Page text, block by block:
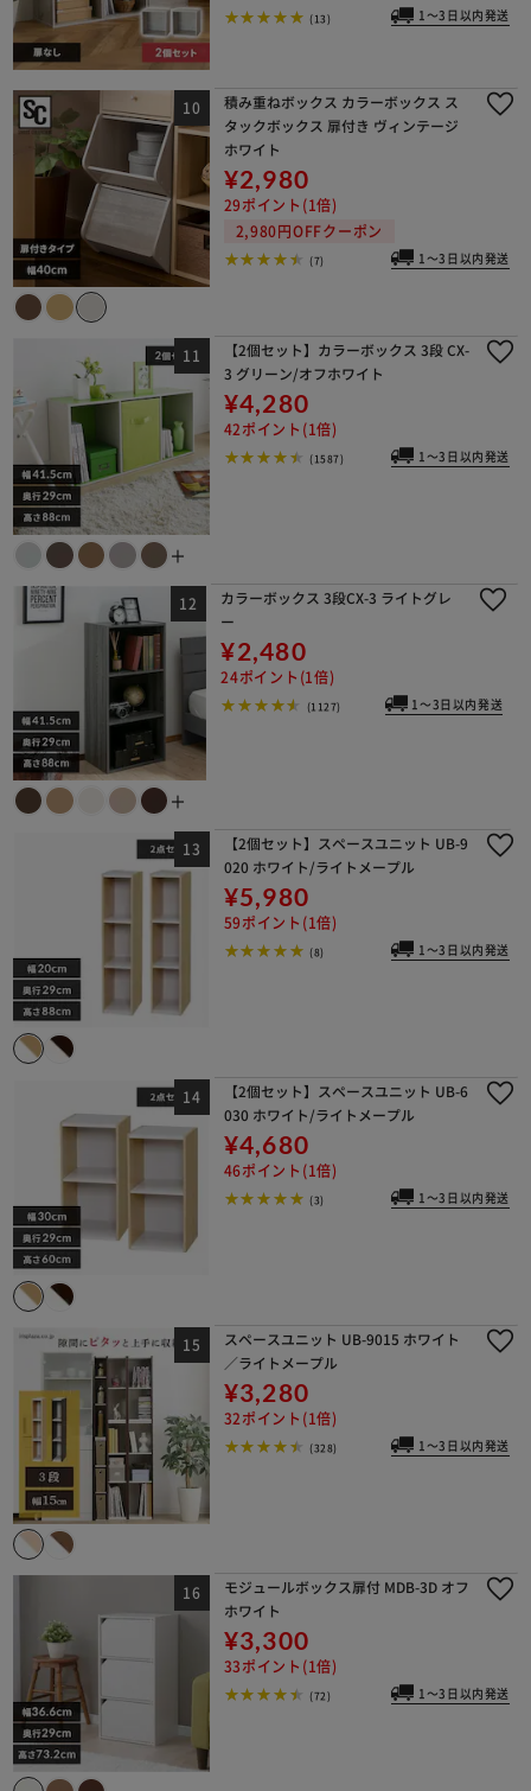
(13) 1～3日以内発送
積み重ねボックス カラーボックス ス
タックボックス 扉付き ヴィンテージ
ホワイト
¥2,980
29ポイント(1倍)
2,980円OFFクーポン
(7) 1～3日以内発送
＋
【2個セット】カラーボックス 3段 CX-
3 グリーン/オフホワイト
¥4,280
42ポイント(1倍)
(1587) 1～3日以内発送
＋
カラーボックス 3段CX-3 ライトグレ
ー
¥2,480
24ポイント(1倍)
(1127) 1～3日以内発送
【2個セット】スペースユニット UB-9
020 ホワイト/ライトメープル
¥5,980
59ポイント(1倍)
(8) 1～3日以内発送
【2個セット】スペースユニット UB-6
030 ホワイト/ライトメープル
¥4,680
46ポイント(1倍)
(3) 1～3日以内発送
スペースユニット UB-9015 ホワイト
／ライトメープル
¥3,280
32ポイント(1倍)
(328) 1～3日以内発送
モジュールボックス扉付 MDB-3D オフ
ホワイト
¥3,300
33ポイント(1倍)
(72) 1～3日以内発送